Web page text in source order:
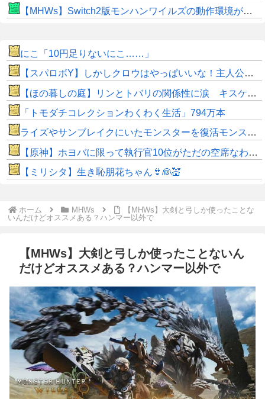
【MHWs】Switch2版モンハンワイルズの動作環境が判明！
にこ「10円足りないにこ……」
【スパロボY】しかしクロウはやっぱいいな！主人公として魅力的すぎる…！
【ほの暮しの庭】リンとトバリの関係性に涙 キスケの株も急上昇
「トモダチコレクションわくわく生活」794万本
ライズやサンブレイクにいたモンスターを復活モンスターと呼ぶのはやめよう
【原神】ホヨバに限って執行官10位がただの空席なわけない！
【ミリシタ】生き恥朋花ちゃん👙👰💒
ホーム MHWs
【MHWs】大剣と弓しか使ったことな
いんだけどオススメある？ハンマー以外で
【MHWs】大剣と弓しか使ったことないん
だけどオススメある？ハンマー以外で